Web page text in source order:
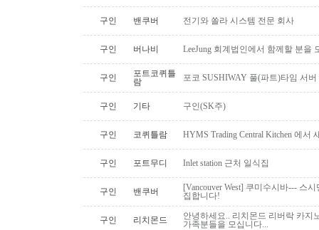
구인 밴쿠버 전기와 쏠라 시스템 전문 회사
구인 버나비 LeeJung 회계법인에서 함께할 분을
구인
포트코퀴틀
람
포코 SUSHIWAY 풀(파트)타임 서버
구인 기타 구인(SK주)
구인 코퀴틀람 HYMS Trading Central Kitchen 에
구인 포트무디 Inlet station 근처 일식집
구인 밴쿠버
[Vancouver West] 쿠미수시바--- 스
집합니다!
구인 리치몬드
안녕하세요.. 리치몬드 리버락 카지
가족분들을 모십니다...